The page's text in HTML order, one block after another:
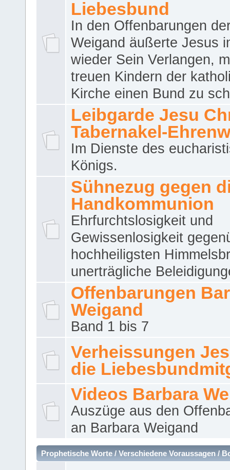
Liebesbund
In den Offenbarungen
Weigand äußerte Jesus
wieder Sein Verlangen,
treuen Kindern der
Kirche einen Bund zu
Leibgarde Jesu
Tabernakel-
Im Dienste des
Königs.
Sühnezug gegen
Handkommunion
Ehrfurchtslosigkeit und
Gewissenlosigkeit
hochheiligsten
unerträgliche
Offenbarungen
Weigand
Band 1 bis 7
Verheissungen
die
Videos Barbara
Auszüge aus den
an Barbara Weigand
Prophetische Worte / Verschiedene Voraussagen /